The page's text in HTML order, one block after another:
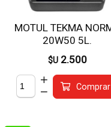
MOTUL TEKMA
20W50 5L.
$U 2.500
Comprar